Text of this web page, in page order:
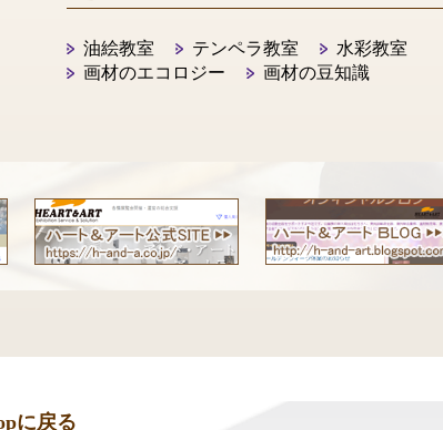
油絵教室 テンペラ教室
水彩教室
画材のエコロジー
画材の豆知識
に戻る